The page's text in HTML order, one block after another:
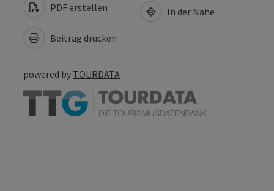
PDF erstellen
Beitrag drucken
In der Nähe
powered by TOURDATA